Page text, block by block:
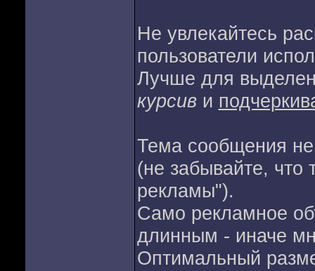
Не увлекайтесь
пользователи
Лучше для
курсиви
Тема сообщения
(не забывайте, что
рекламы").
Само рекламное
длинным - иначе
Оптимальный